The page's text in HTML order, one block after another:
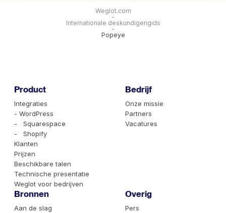
Weglot.com
-
Internationale deskundigengids
-
Popeye
Product
Integraties
- WordPress
- Squarespace
- Shopify
Klanten
Prijzen
Beschikbare talen
Technische presentatie
Weglot voor bedrijven
Bedrijf
Onze missie
Partners
Vacatures
Bronnen
Aan de slag
Overig
Pers